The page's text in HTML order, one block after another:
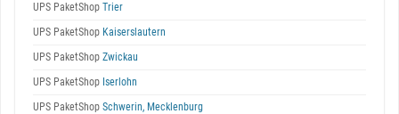
UPS PaketShop Trier
UPS PaketShop Kaiserslautern
UPS PaketShop Zwickau
UPS PaketShop Iserlohn
UPS PaketShop Schwerin, Mecklenburg